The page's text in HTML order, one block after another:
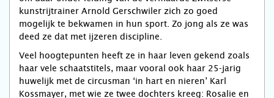
kunstrijtrainer Arnold Gerschwiler zich zo goed
mogelijk te bekwamen in hun sport. Zo jong als ze was
deed ze dat met ijzeren discipline.
Veel hoogtepunten heeft ze in haar leven gekend zoals
haar vele schaatstitels, maar vooral ook haar 25-jarig
huwelijk met de circusman ‘in hart en nieren’ Karl
Kossmayer, met wie ze twee dochters kreeg: Rosalie en